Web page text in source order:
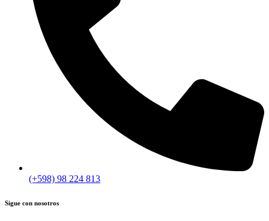
(+598) 98 224 813
Sigue con nosotros